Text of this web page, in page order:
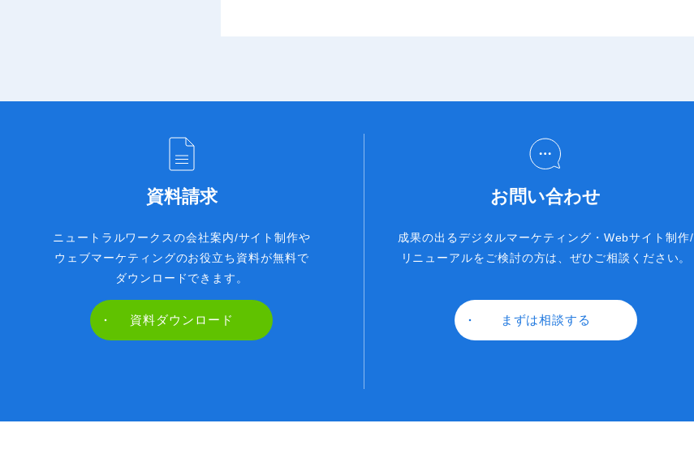
資料請求
ニュートラルワークスの会社案内/サイト制作や
ウェブマーケティングのお役立ち資料が無料で
ダウンロードできます。
資料ダウンロード
お問い合わせ
成果の出るデジタルマーケティング・Webサイト制作/
リニューアルをご検討の方は、ぜひご相談ください。
まずは相談する